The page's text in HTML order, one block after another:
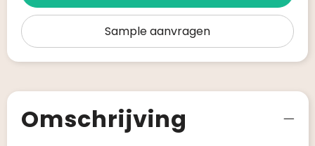
Sample aanvragen
Omschrijving